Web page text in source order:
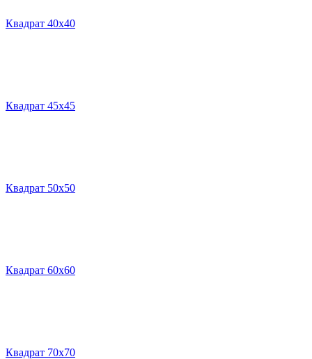
Квадрат 40х40
Квадрат 45х45
Квадрат 50х50
Квадрат 60х60
Квадрат 70х70